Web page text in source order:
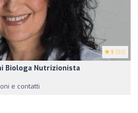
5 (53)
Biologa Nutrizionista
e contatti